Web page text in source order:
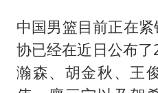
《
中国男篮目前正在
协已经在近日公布
瀚森、胡金秋、王